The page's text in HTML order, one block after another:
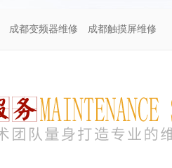
成都变频器维修 成都触摸屏维修